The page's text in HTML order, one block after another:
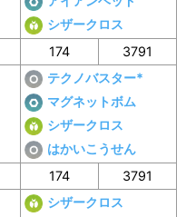
シザークロス
174 3791
テクノバスター*
マグネットボム
シザークロス
はかいこうせん
174 3791
シザークロス